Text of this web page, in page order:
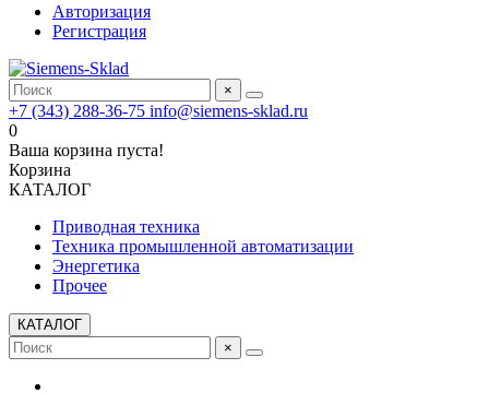
Авторизация
Регистрация
×
+7 (343) 288-36-75 info@siemens-sklad.ru
0
Ваша корзина пуста!
Корзина
КАТАЛОГ
Приводная техника
Техника промышленной автоматизации
Энергетика
Прочее
КАТАЛОГ
×